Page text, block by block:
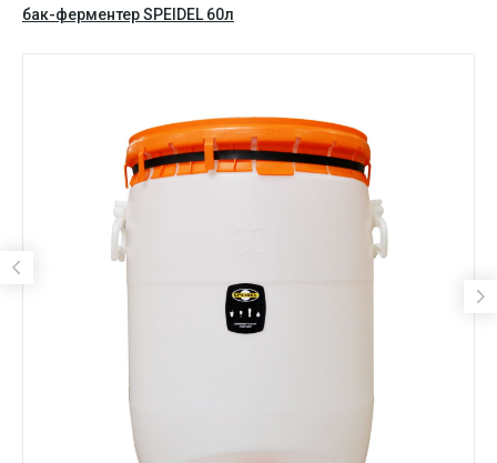
бак-ферментер SPEIDEL 60л